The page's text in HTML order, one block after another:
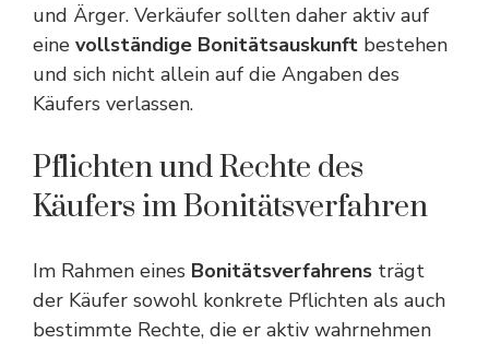
und Ärger. Verkäufer sollten daher aktiv auf
eine vollständige Bonitätsauskunft bestehen
und sich nicht allein auf die Angaben des
Käufers verlassen.
Pflichten und Rechte des
Käufers im Bonitätsverfahren
Im Rahmen eines Bonitätsverfahrens trägt
der Käufer sowohl konkrete Pflichten als auch
bestimmte Rechte, die er aktiv wahrnehmen